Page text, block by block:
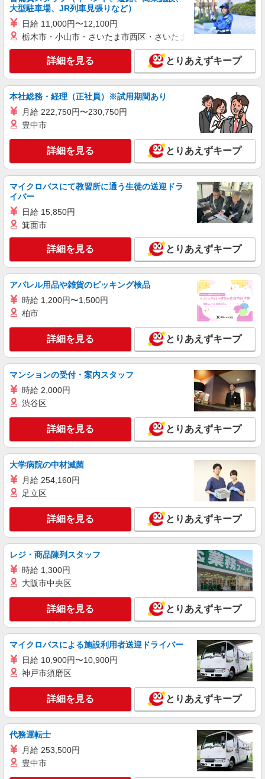
福祉施設での調理補助【アルバイト・パート】
時給1,250円 ※経験によりスタート時給は変動
します。 ※AP評価制度：あり 年1回の評価によ
り時給を見直します。 ※アルバイト賞与（寸
志）：あり 年2回。勤続年数により金額UP。
台2丁目2-17）
詳細を見る
アルバイト パート
株式会社HITOWA フードサービスカンパニー
福祉施設での調理補助【アルバイト・パート】
時給1,200円以上 ※経験によりスタート時給は
変動します。 ※AP評価制度：あり 年1回の評価
により時給を見直します。 ※アルバイト賞与（寸
志）：あり 年2回。勤続年数により金額UP。
イリーゼ武蔵藤沢 （埼玉県入間市東藤沢3-9-
13）
キープ 詳細を見る
正社員
株式会社HITOWA フードサービスカンパニー
福祉施設での調理師（チーフ候補）【正社員】
月給25万円〜28万円 ※給与は経験や前職給与
に応じて決定します。 賞与年2回
イリーゼ武蔵藤沢 （埼玉県入間市東藤沢3-9-
キープ 詳細を見る
株式会社HITOWA フードサービスカンパニー
福祉施設での調理員【アルバイト・パート】
変動します。 ※AP評価制度：あり 年1回の評価
により時給を見直します。 ※アルバイト賞与（寸
志）：あり 年2回。勤続年数により金額UP。
イリーゼ武蔵藤沢 （埼玉県入間市東藤沢3-9-
13）
キープ 詳細を見る
正社員
株式会社HITOWA フードサービスカンパニー
福祉施設での調理師（チーフ候補）【正社員】
月給25万円〜28万円 ※給与は経験や前職給与
に応じて決定します。 賞与年2回
アズハイム入間 （埼玉県入間市高倉2丁目4番
詳細を見る
アルバイト パート
株式会社HITOWA フードサービスカンパニー
福祉施設での調理補助【アルバイト・パート】
します。 ※AP評価制度：あり 年1回の評価によ
り時給を見直します。 ※アルバイト賞与（寸
志）：あり 年2回。勤続年数により金額UP。
イリーゼ入間 （埼玉県入間市春日町1-10-26）
キープ 詳細を見る
アルバイト パート
株式会社HITOWA フードサービスカンパニー
福祉施設での調理補助【アルバイト・パート】
大型駐車場、JR列車見張りなど）
日給 11,000円〜12,100円
栃木市・小山市・さいたま市西区・さいたま市岩槻区・久喜市・
詳細を見る とりあえずキープ
本社総務・経理（正社員）※試用期間あり
月給 222,750円〜230,750円
豊中市
詳細を見る とりあえずキープ
マイクロバスにて教習所に通う生徒の送迎ドラ
イバー
日給 15,850円
箕面市
詳細を見る とりあえずキープ
アパレル用品や雑貨のピッキング検品
時給 1,200円〜1,500円
柏市
詳細を見る とりあえずキープ
マンションの受付・案内スタッフ
時給 2,000円
渋谷区
詳細を見る とりあえずキープ
大学病院の中材滅菌
月給 254,160円
足立区
詳細を見る とりあえずキープ
レジ・商品陳列スタッフ
時給 1,300円
大阪市中央区
詳細を見る とりあえずキープ
マイクロバスによる施設利用者送迎ドライバー
日給 10,900円〜10,900円
神戸市須磨区
詳細を見る とりあえずキープ
代務運転士
月給 253,500円
豊中市